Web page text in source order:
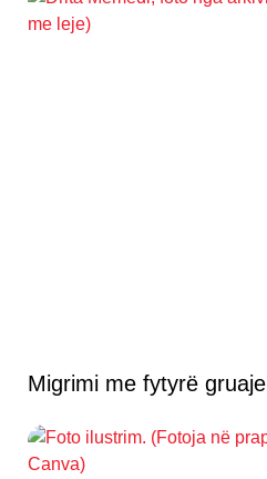
Migrimi me fytyrë gruaje